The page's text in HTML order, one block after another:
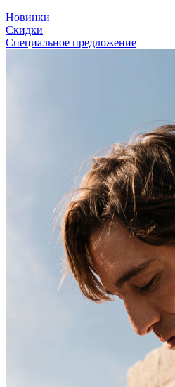
Новинки
Скидки
Специальное предложение